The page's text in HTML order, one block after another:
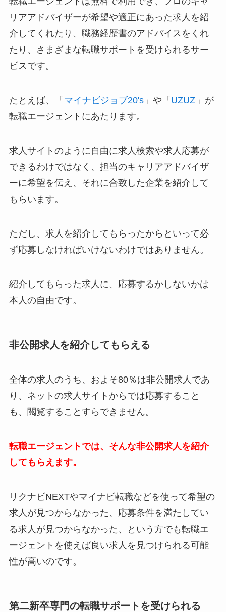
リアアドバイザーが希望や適正にあった求人を紹
介してくれたり、職務経歴書のアドバイスをくれ
たり、さまざまな転職サポートを受けられるサー
ビスです。
たとえば、「 マイナビジョブ20's」や「 UZUZ 」が
転職エージェントにあたります。
求人サイトのように自由に求人検索や求人応募が
できるわけではなく、担当のキャリアアドバイザ
ーに希望を伝え、それに合致した企業を紹介して
もらいます。
ただし、求人を紹介してもらったからといって必
ず応募しなければいけないわけではありません。
紹介してもらった求人に、応募するかしないかは
本人の自由です。
非公開求人を紹介してもらえる
全体の求人のうち、およそ80％は非公開求人であ
り、ネットの求人サイトからでは応募すること
も、閲覧することすらできません。
転職エージェントでは、そんな非公開求人を紹介
してもらえます。
リクナビNEXTやマイナビ転職などを使って希望の
求人が見つからなかった、応募条件を満たしてい
る求人が見つからなかった、という方でも転職エ
ージェントを使えば良い求人を見つけられる可能
性が高いのです。
第二新卒専門の転職サポートを受けられる